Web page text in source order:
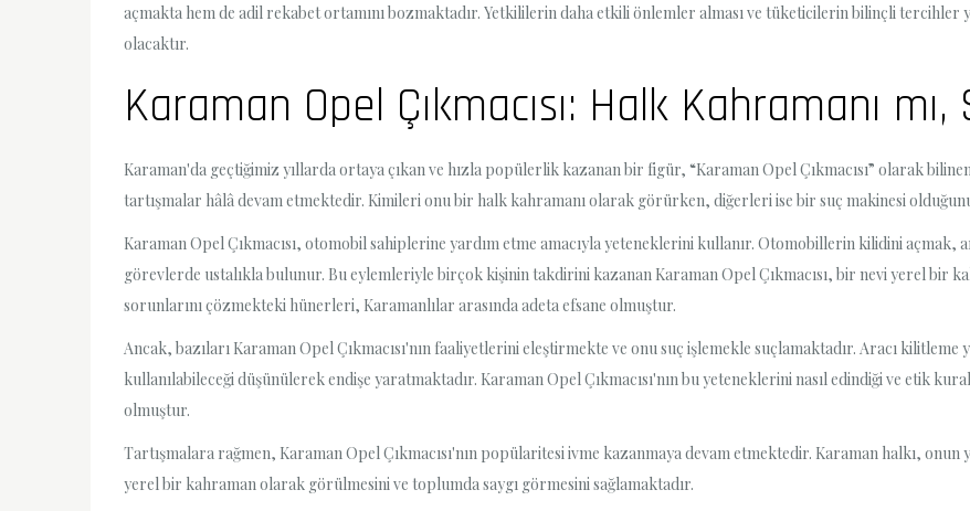
açmakta hem de adil rekabet ortamını bozmaktadır. Yetkililerin daha etkili önlemler alması ve tüketicilerin bilinçli tercihler
olacaktır.
Karaman Opel Çıkmacısı: Halk Kahramanı
Karaman'da geçtiğimiz yıllarda ortaya çıkan ve hızla popülerlik kazanan bir figür, “Karaman Opel Çıkmacısı” olarak
tartışmalar hâlâ devam etmektedir. Kimileri onu bir halk kahramanı olarak görürken, diğerleri ise bir suç makinesi
Karaman Opel Çıkmacısı, otomobil sahiplerine yardım etme amacıyla yeteneklerini kullanır. Otomobillerin kilidini
görevlerde ustalıkla bulunur. Bu eylemleriyle birçok kişinin takdirini kazanan Karaman Opel Çıkmacısı, bir nevi yerel bir
sorunlarını çözmekteki hünerleri, Karamanlılar arasında adeta efsane olmuştur.
Ancak, bazıları Karaman Opel Çıkmacısı'nın faaliyetlerini eleştirmekte ve onu suç işlemekle suçlamaktadır. Aracı kilitleme
kullanılabileceği düşünülerek endişe yaratmaktadır. Karaman Opel Çıkmacısı'nın bu yeteneklerini nasıl edindiği ve etik
olmuştur.
Tartışmalara rağmen, Karaman Opel Çıkmacısı'nın popülaritesi ivme kazanmaya devam etmektedir. Karaman halkı,
yerel bir kahraman olarak görülmesini ve toplumda saygı görmesini sağlamaktadır.